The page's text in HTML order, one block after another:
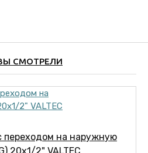
СМОТРЕЛИ
переходом на наружную